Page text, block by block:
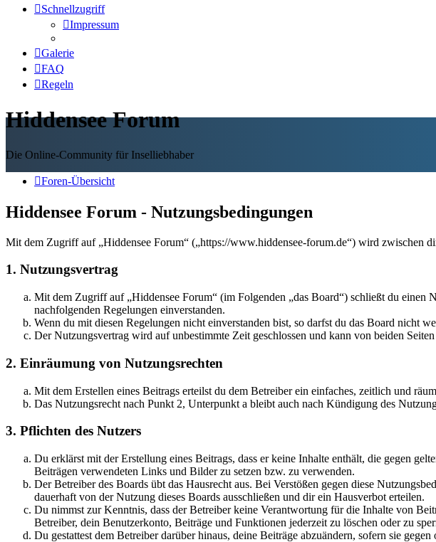
Schnellzugriff
Impressum
Galerie
FAQ
Regeln
Hiddensee Forum
Die Online-Community für Inselliebhaber
Foren-Übersicht
Hiddensee Forum - Nutzungsbedingungen
Mit dem Zugriff auf „Hiddensee Forum“ („https://www.hiddensee-forum.de“) wird zwischen
1. Nutzungsvertrag
Mit dem Zugriff auf „Hiddensee Forum“ (im Folgenden „das Board“) schließt du einen
nachfolgenden Regelungen einverstanden.
Wenn du mit diesen Regelungen nicht einverstanden bist, so darfst du das Board nicht
Der Nutzungsvertrag wird auf unbestimmte Zeit geschlossen und kann von beiden
2. Einräumung von Nutzungsrechten
Mit dem Erstellen eines Beitrags erteilst du dem Betreiber ein einfaches, zeitlich und
Das Nutzungsrecht nach Punkt 2, Unterpunkt a bleibt auch nach Kündigung des
3. Pflichten des Nutzers
Du erklärst mit der Erstellung eines Beitrags, dass er keine Inhalte enthält, die gegen
Beiträgen verwendeten Links und Bilder zu setzen bzw. zu verwenden.
Der Betreiber des Boards übt das Hausrecht aus. Bei Verstößen gegen diese
dauerhaft von der Nutzung dieses Boards ausschließen und dir ein Hausverbot erteilen.
Du nimmst zur Kenntnis, dass der Betreiber keine Verantwortung für die Inhalte von
Betreiber, dein Benutzerkonto, Beiträge und Funktionen jederzeit zu löschen oder zu
Du gestattest dem Betreiber darüber hinaus, deine Beiträge abzuändern, sofern sie